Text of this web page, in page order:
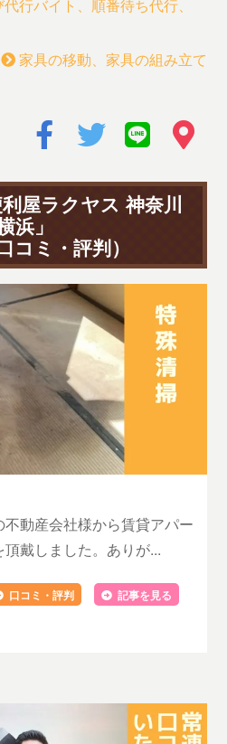
行バイト、順番待ち代行、
家具の移動、家具の組み立て
屋ラクヤス 神奈川
浜」
コミ・評判）
動産会社様から賃貸アパー
戴しました。ありが...
口コミ・評判 記事を見る